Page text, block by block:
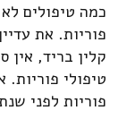
כמה טיפולים
פוריות. את
קלין בריד, אין
טיפולי
פוריות לפני